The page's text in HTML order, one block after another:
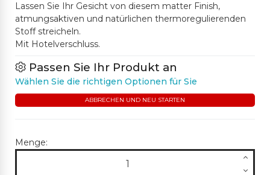
Lassen Sie Ihr Gesicht von diesem matter Finish,
atmungsaktiven und natürlichen thermoregulierenden
Stoff streicheln.
Mit Hotelverschluss.
Passen Sie Ihr Produkt an
Wählen Sie die richtigen Optionen für Sie
ABBRECHEN UND NEU STARTEN
Menge: